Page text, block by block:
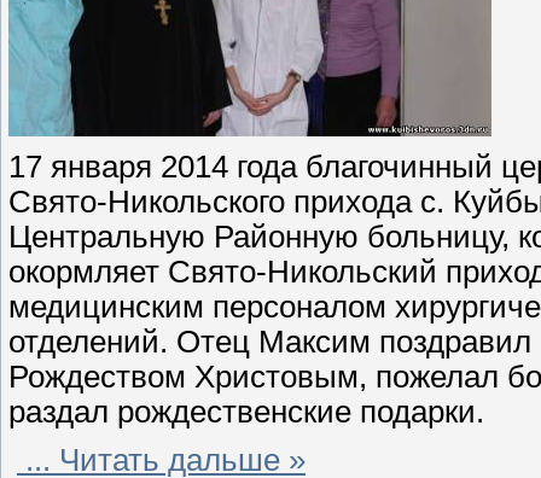
17 января 2014 года благочинный
Свято-Никольского прихода с.
Центральную Районную больницу,
окормляет Свято-Никольский
медицинским персоналом
отделений. Отец Максим
Рождеством Христовым, пожелал
раздал рождественские подарки.
... Читать дальше »